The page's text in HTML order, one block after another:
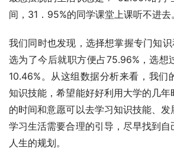
间，31．95%的同学课堂上课听不进去。
我们同时也发现，选择想掌握专门知识
选为了今后就职方便占75.96%，选想
10.46%。从这组数据分析来看，我们
知识技能，希望能好好利用大学的几
的时间和意愿可以去学习知识技能、
学习生活需要合理的引导，尽早找到
人生的规划。